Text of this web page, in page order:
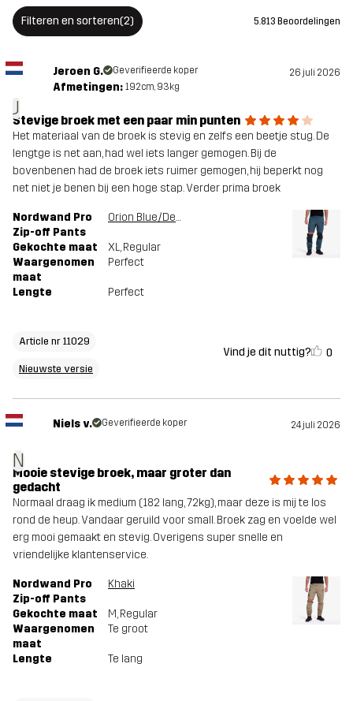
Ontworpen
ALLROUND
Artikelnummer
Versies Nieuwste versie
Bekijk de versiegeschiedenishier
Filteren en sorteren(2) 5.813 Beoordelingen
J
Jeroen G. Geverifieerde koper 26 juli 2026
Afmetingen: 192cm, 93kg
Stevige broek met een paar min punten
Het materiaal van de broek is stevig en zelfs een beetje stug. De
lengtge is net aan, had wel iets langer gemogen. Bij de
bovenbenen had de broek iets ruimer gemogen, hij beperkt nog
net niet je benen bij een hoge stap. Verder prima broek
Nordwand Pro
Zip-off Pants
Orion Blue/Deep Navy
Gekochte maat XL, Regular
Waargenomen
maat
Perfect
Lengte Perfect
Article nr 11029
Nieuwste versie
Vind je dit nuttig? 0
N
Niels v. Geverifieerde koper 24 juli 2026
Mooie stevige broek, maar groter dan
gedacht
Normaal draag ik medium (182 lang, 72kg), maar deze is mij te los
rond de heup. Vandaar geruild voor small. Broek zag en voelde wel
erg mooi gemaakt en stevig. Overigens super snelle en
vriendelijke klantenservice.
Nordwand Pro
Zip-off Pants
Khaki
Gekochte maat M, Regular
Waargenomen
maat
Te groot
Lengte Te lang